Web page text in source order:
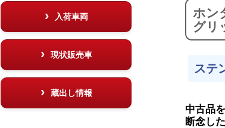
ホン
グリ
ステ
中古品
断念し
入荷車両
現状販売車
蔵出し情報